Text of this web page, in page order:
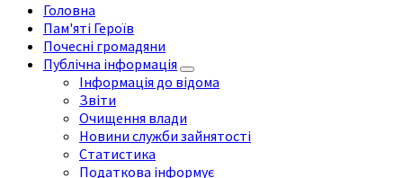
Головна
Пам'яті Героїв
Почесні громадяни
Публічна інформація
Інформація до відома
Звіти
Очищення влади
Новини служби зайнятості
Статистика
Податкова інформує